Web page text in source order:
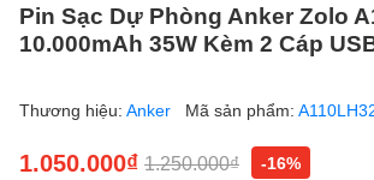
Pin Sạc Dự Phòng Anker Zolo
10.000mAh 35W Kèm 2 Cáp
Thương hiệu: Anker Mã sản phẩm:
1.050.000₫ 1.250.000₫
-16%